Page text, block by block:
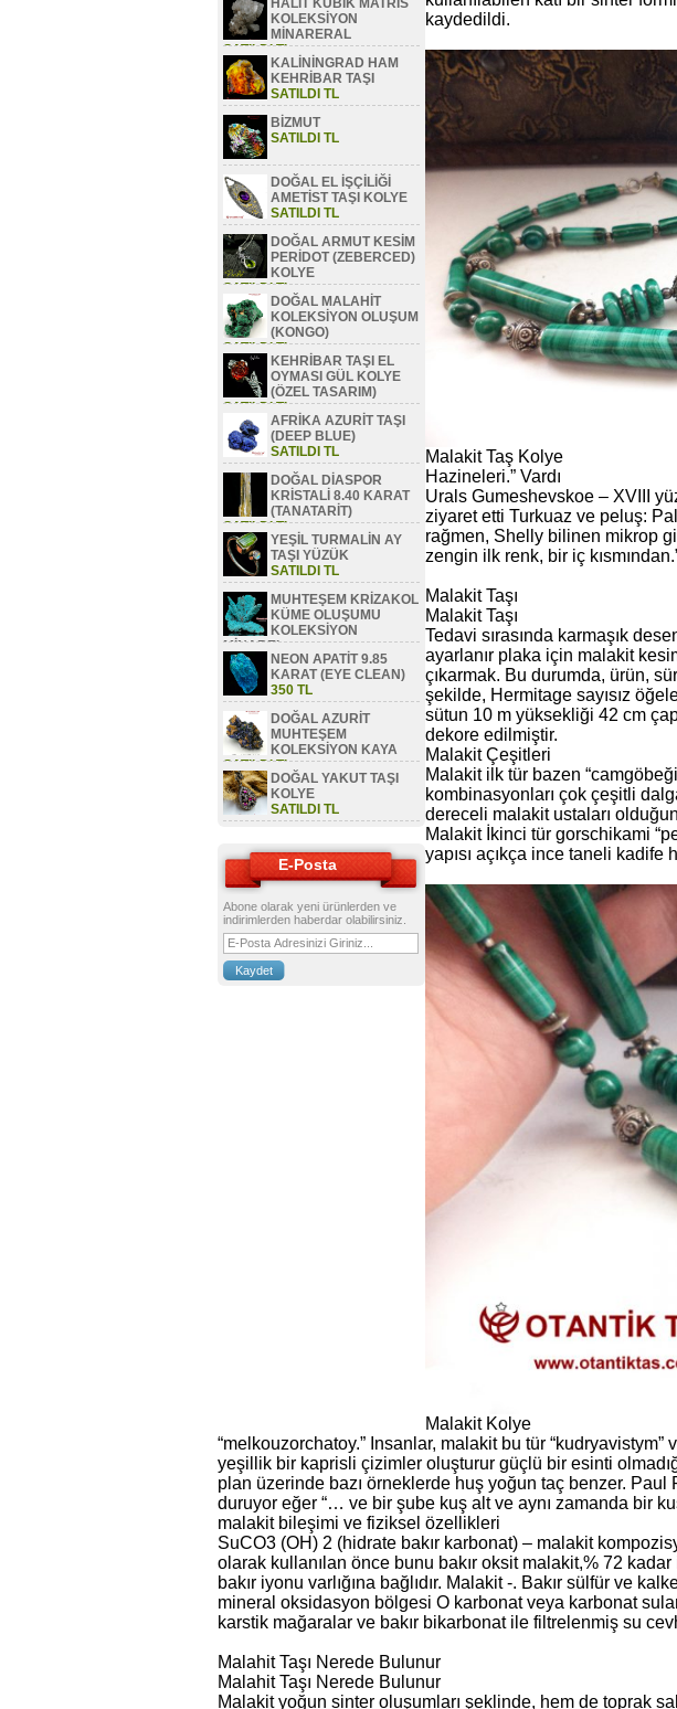
HALİT KÜBİK MATRİS
KOLEKSİYON
MİNARERAL
SATILDI TL
KALİNİNGRAD HAM
KEHRİBAR TAŞI
SATILDI TL
BİZMUT
SATILDI TL
DOĞAL EL İŞÇİLİĞİ
AMETİST TAŞI KOLYE
SATILDI TL
DOĞAL ARMUT KESİM
PERİDOT (ZEBERCED)
KOLYE
SATILDI TL
DOĞAL MALAHİT
KOLEKSİYON OLUŞUM
(KONGO)
SATILDI TL
KEHRİBAR TAŞI EL
OYMASI GÜL KOLYE
(ÖZEL TASARIM)
SATILDI TL
AFRİKA AZURİT TAŞI
(DEEP BLUE)
SATILDI TL
DOĞAL DİASPOR
KRİSTALİ 8.40 KARAT
(TANATARİT)
SATILDI TL
YEŞİL TURMALİN AY
TAŞI YÜZÜK
SATILDI TL
MUHTEŞEM KRİZAKOL
KÜME OLUŞUMU
KOLEKSİYON
MİNAREL
SATILDI TLNEON APATİT 9.85
KARAT (EYE CLEAN)
350 TL
DOĞAL AZURİT
MUHTEŞEM
KOLEKSİYON KAYA
SATILDI TL
DOĞAL YAKUT TAŞI
KOLYE
SATILDI TL
E-Posta
Abone olarak yeni ürünlerden ve
indirimlerden haberdar olabilirsiniz.
kaydedildi.
Malakit Taş Kolye
Hazineleri.” Vardı
Urals Gumeshevskoe – XVIII
ziyaret etti Turkuaz ve peluş:
rağmen, Shelly bilinen mikrop
zengin ilk renk, bir iç
Malakit Taşı
Malakit Taşı
Tedavi sırasında karmaşık
ayarlanır plaka için malakit
çıkarmak. Bu durumda, ürün,
şekilde, Hermitage sayısız
sütun 10 m yüksekliği 42 cm
dekore edilmiştir.
Malakit Çeşitleri
Malakit ilk tür bazen
kombinasyonları çok çeşitli
dereceli malakit ustaları
Malakit İkinci tür gorschikami
yapısı açıkça ince taneli
Malakit Kolye
“melkouzorchatoy.” Insanlar, malakit bu tür
yeşillik bir kaprisli çizimler oluşturur güçlü bir esinti
plan üzerinde bazı örneklerde huş yoğun taç benzer. Paul
duruyor eğer “… ve bir şube kuş alt ve aynı zamanda bir
malakit bileşimi ve fiziksel özellikleri
SuCO3 (OH) 2 (hidrate bakır karbonat) – malakit
olarak kullanılan önce bunu bakır oksit malakit,% 72
bakır iyonu varlığına bağlıdır. Malakit -. Bakır sülfür ve
mineral oksidasyon bölgesi O karbonat veya karbonat
karstik mağaralar ve bakır bikarbonat ile filtrelenmiş su
Malahit Taşı Nerede Bulunur
Malahit Taşı Nerede Bulunur
Malakit yoğun sinter oluşumları şeklinde, hem de toprak